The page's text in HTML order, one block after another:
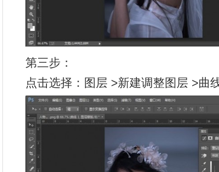
第三步：
点击选择：图层 >新建调整图层 >曲